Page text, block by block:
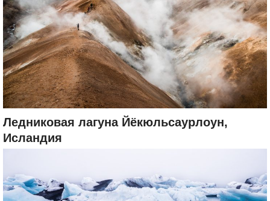
Ледниковая лагуна Йёкюльсаурлоун,
Исландия